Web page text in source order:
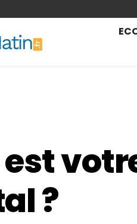
est
?